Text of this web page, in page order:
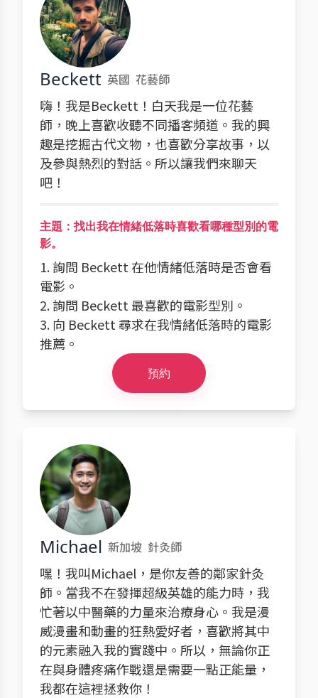
Beckett 英國 花藝師
嗨！我是Beckett！白天我是一位花藝
師，晚上喜歡收聽不同播客頻道。我的興
趣是挖掘古代文物，也喜歡分享故事，以
及參與熱烈的對話。所以讓我們來聊天
吧！
主題：找出我在情緒低落時喜歡看哪種型別的電
影。
1. 詢問 Beckett 在他情緒低落時是否會看
電影。
2. 詢問 Beckett 最喜歡的電影型別。
3. 向 Beckett 尋求在我情緒低落時的電影
推薦。
預約
Michael 新加坡 針灸師
嘿！我叫Michael，是你友善的鄰家針灸
師。當我不在發揮超級英雄的能力時，我
忙著以中醫藥的力量來治療身心。我是漫
威漫畫和動畫的狂熱愛好者，喜歡將其中
的元素融入我的實踐中。所以，無論你正
在與身體疼痛作戰還是需要一點正能量，
我都在這裡拯救你！